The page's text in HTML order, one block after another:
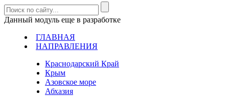
Данный модуль еще в разработке
ГЛАВНАЯ
НАПРАВЛЕНИЯ
Краснодарский Край
Крым
Азовское море
Абхазия